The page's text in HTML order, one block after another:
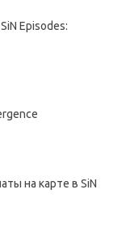
Episodes:
на карте в SiN